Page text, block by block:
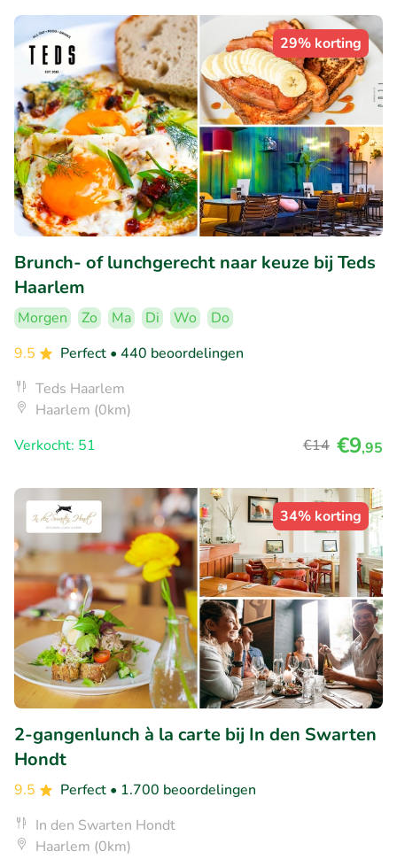
29% korting
Brunch- of lunchgerecht naar keuze bij Teds
Haarlem
Morgen Zo Ma Di Wo
Do
9.5
Perfect • 440 beoordelingen
Teds Haarlem
Haarlem (0km)
Verkocht: 51
€14 €9,95
34% korting
2-gangenlunch à la carte bij In den Swarten
Hondt
9.5 Perfect • 1.700 beoordelingen
In den Swarten Hondt
Haarlem (0km)